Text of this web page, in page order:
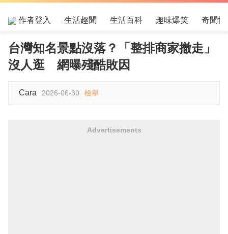
作者登入 生活趣聞 生活百科 趣味爆笑 奇聞怪
台灣知名景點沒落？「整排商家撤走」
沒人逛 網曝殘酷敗因
Cara 2026-06-30 檢舉
Advertisements